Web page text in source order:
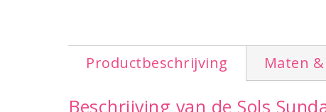
Productbeschrijving Maten
Beschrijving van de Sols